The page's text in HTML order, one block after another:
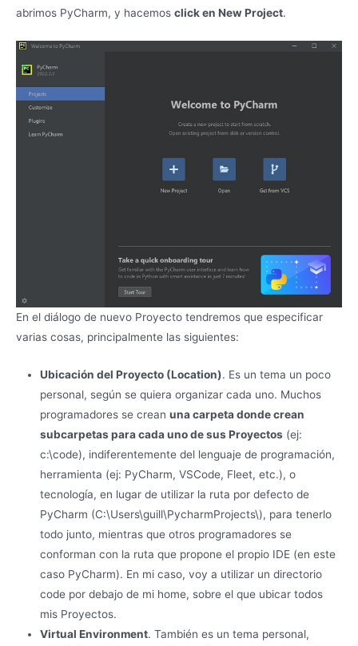
abrimos PyCharm, y hacemos click en New Project.
En el diálogo de nuevo Proyecto tendremos que especificar
varias cosas, principalmente las siguientes:
Ubicación del Proyecto (Location). Es un tema un poco
personal, según se quiera organizar cada uno. Muchos
programadores se crean una carpeta donde crean
subcarpetas para cada uno de sus Proyectos (ej:
c:\code), indiferentemente del lenguaje de programación,
herramienta (ej: PyCharm, VSCode, Fleet, etc.), o
tecnología, en lugar de utilizar la ruta por defecto de
PyCharm (C:\Users\guill\PycharmProjects\), para tenerlo
todo junto, mientras que otros programadores se
conforman con la ruta que propone el propio IDE (en este
caso PyCharm). En mi caso, voy a utilizar un directorio
code por debajo de mi home, sobre el que ubicar todos
mis Proyectos.
Virtual Environment. También es un tema personal,